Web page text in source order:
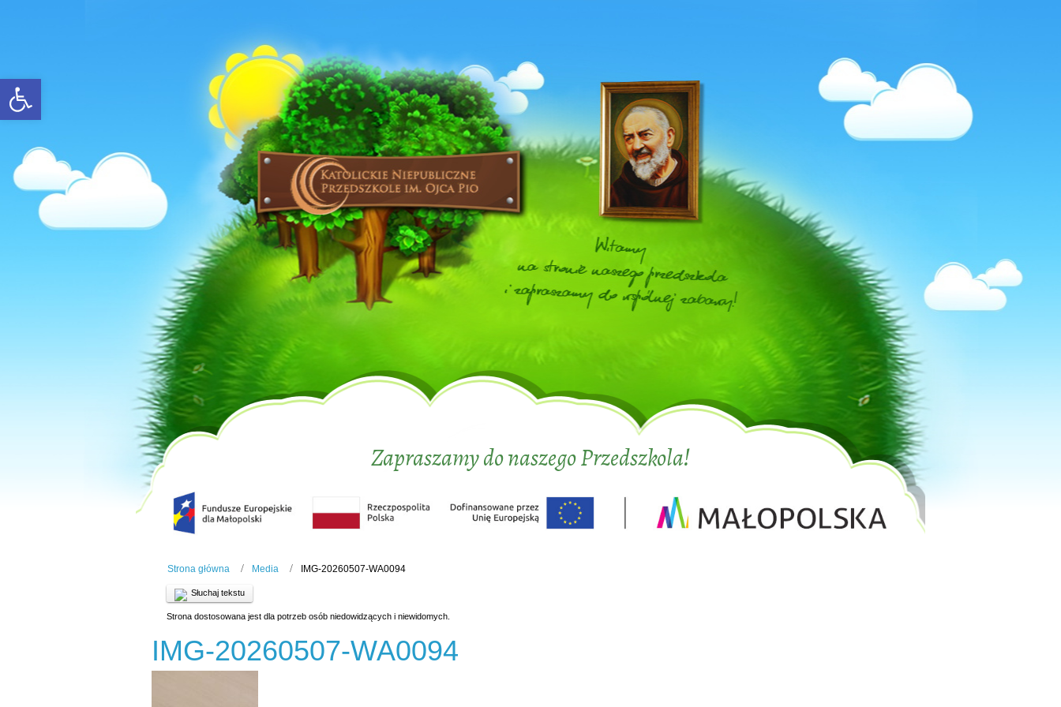
Open toolbar
Zapraszamy do naszego Przedszkola!
Strona główna Media IMG-20260507-WA0094
Słuchaj tekstu
Strona dostosowana jest dla potrzeb osób niedowidzących i niewidomych.
IMG-20260507-WA0094